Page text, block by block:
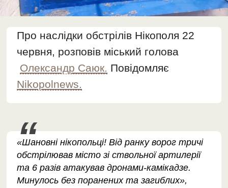
Про наслідки обстрілів Нікополя 22
червня, розповів міський голова
Олександр Саюк. Повідомляє
Nikopolnews.
«Шановні нікопольці! Від ранку ворог тричі
обстрілював місто зі ствольної артилерії
та 6 разів атакував дронами-камікадзе.
Минулось без поранених та загиблих»,